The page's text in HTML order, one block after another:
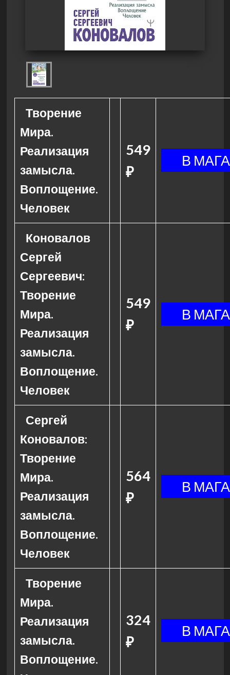
Творение
Мира.
Реализация
замысла.
Воплощение.
Человек
549
₽
Коновалов
Сергей
Сергеевич:
Творение
Мира.
Реализация
замысла.
Воплощение.
Человек
549
₽
Сергей
Коновалов:
Творение
Мира.
Реализация
замысла.
Воплощение.
Человек
564
₽
Творение
Мира.
Реализация
замысла.
Воплощение.
324
₽